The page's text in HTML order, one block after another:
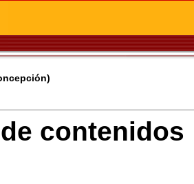
contenidos